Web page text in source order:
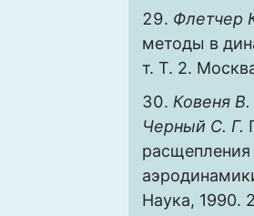
Флетчер
методы в
т. Т. 2.
Ковеня
Черный С. Г.
расщепления
Наука, 1990.